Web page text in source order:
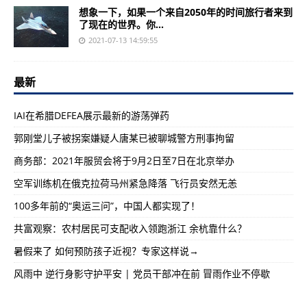
想象一下，如果一个来自2050年的时间旅行者来到
了现在的世界。你...
2021-07-13 14:59:55
最新
IAI在希腊DEFEA展示最新的游荡弹药
郭刚堂儿子被拐案嫌疑人唐某已被聊城警方刑事拘留
商务部：2021年服贸会将于9月2日至7日在北京举办
空军训练机在俄克拉荷马州紧急降落 飞行员安然无恙
100多年前的“奥运三问”，中国人都实现了！
共富观察：农村居民可支配收入领跑浙江 余杭靠什么？
暑假来了 如何预防孩子近视？专家这样说→
风雨中 逆行身影守护平安 | 党员干部冲在前 冒雨作业不停歇